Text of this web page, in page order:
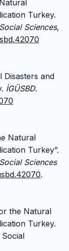
Turkey.
Sciences,
Disasters and
İGÜSBD.
Natural
Turkey”.
Sciences
.
the Natural
Turkey.